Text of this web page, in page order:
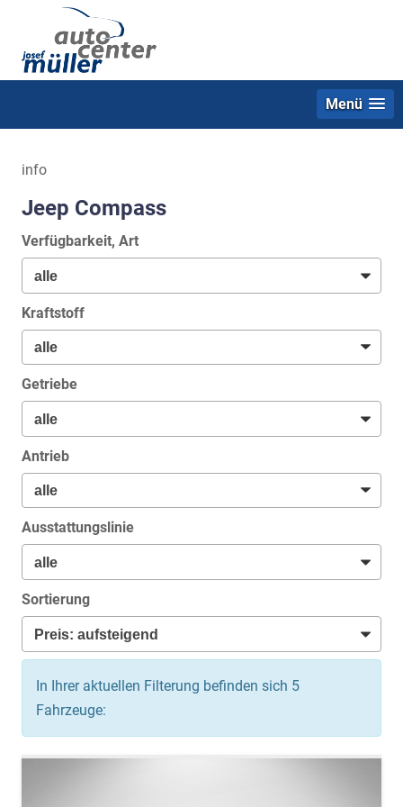
Menü
info
Jeep Compass
Verfügbarkeit, Art
Kraftstoff
Getriebe
Antrieb
Ausstattungslinie
Sortierung
In Ihrer aktuellen Filterung befinden sich 5
Fahrzeuge: